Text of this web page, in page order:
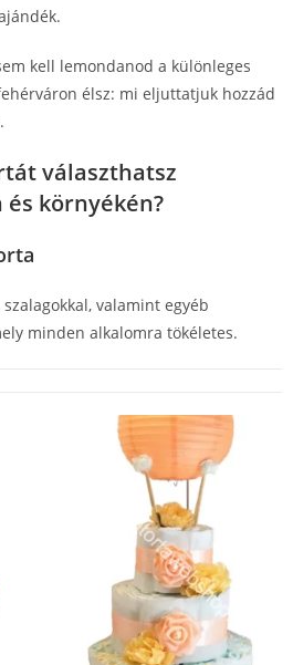
kell lemondanod a különleges
élsz: mi eljuttatjuk hozzád
választhatsz
környékén?
szalagokkal, valamint egyéb
minden alkalomra tökéletes.